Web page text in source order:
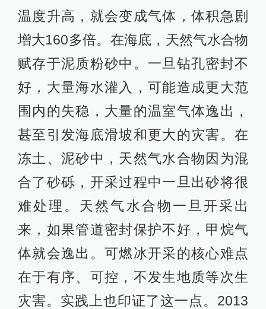
温度升高，就会变成气体，体积急剧
增大160多倍。在海底，天然气水合物
赋存于泥质粉砂中。一旦钻孔密封不
好，大量海水灌入，可能造成更大范
围内的失稳，大量的温室气体逸出，
甚至引发海底滑坡和更大的灾害。在
冻土、泥砂中，天然气水合物因为混
合了砂砾，开采过程中一旦出砂将很
难处理。天然气水合物一旦开采出
来，如果管道密封保护不好，甲烷气
体就会逸出。可燃冰开采的核心难点
在于有序、可控，不发生地质等次生
灾害。实践上也印证了这一点。2013